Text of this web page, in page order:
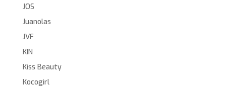
JOS
Juanolas
JVF
KIN
Kiss Beauty
Kocogirl